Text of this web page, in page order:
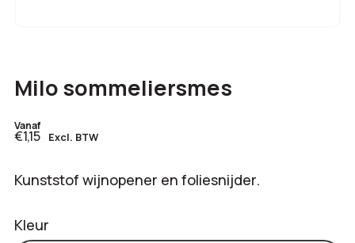
Milo sommeliersmes
Vanaf
€1,15 Excl. BTW
Kunststof wijnopener en foliesnijder.
Kleur